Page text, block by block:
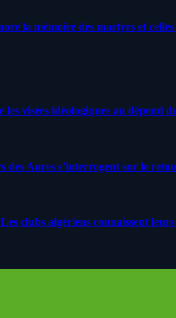
la mémoire des martyrs et
visées idéologiques au dépend
des Aures s’interrogent sur le
clubs algériens connaissent